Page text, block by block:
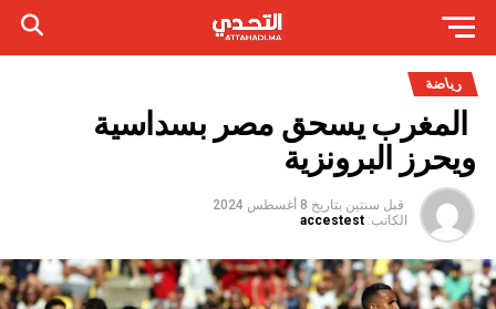
رياضة
المغرب يسحق مصر بسداسية
ويحرز البرونزية
قبل سنتين بتاريخ 8 أغسطس 2024
الكاتب: accestest